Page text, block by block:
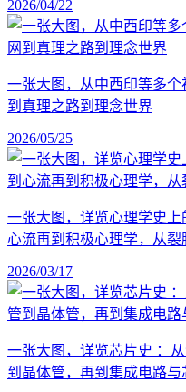
2026/04/22
一张大图，从中西印等多
到真理之路到理念世界
2026/05/25
一张大图，详览心理学史
心流再到积极心理学，从裂
2026/03/17
一张大图，详览芯片史 ：
到晶体管，再到集成电路与